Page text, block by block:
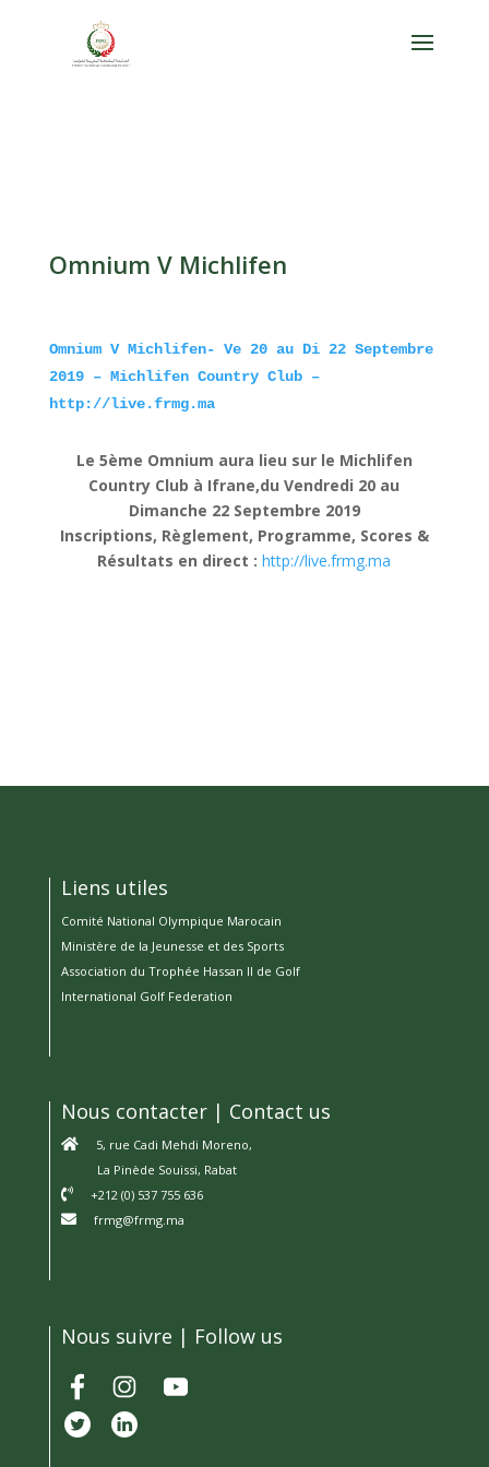
Omnium V Michlifen
Omnium V Michlifen- Ve 20 au Di 22 Septembre
2019 – Michlifen Country Club –
http://live.frmg.ma
Le 5ème Omnium aura lieu sur le Michlifen
Country Club à Ifrane,du Vendredi 20 au
Dimanche 22 Septembre 2019
Inscriptions, Règlement, Programme, Scores &
Résultats en direct :http://live.frmg.ma
Liens utiles
Comité National Olympique Marocain
Ministère de la Jeunesse et des Sports
Association du Trophée Hassan II de Golf
International Golf Federation
Nous contacter | Contact us
5, rue Cadi Mehdi Moreno,
La Pinède Souissi, Rabat
+212 (0) 537 755 636
frmg@frmg.ma
Nous suivre | Follow us